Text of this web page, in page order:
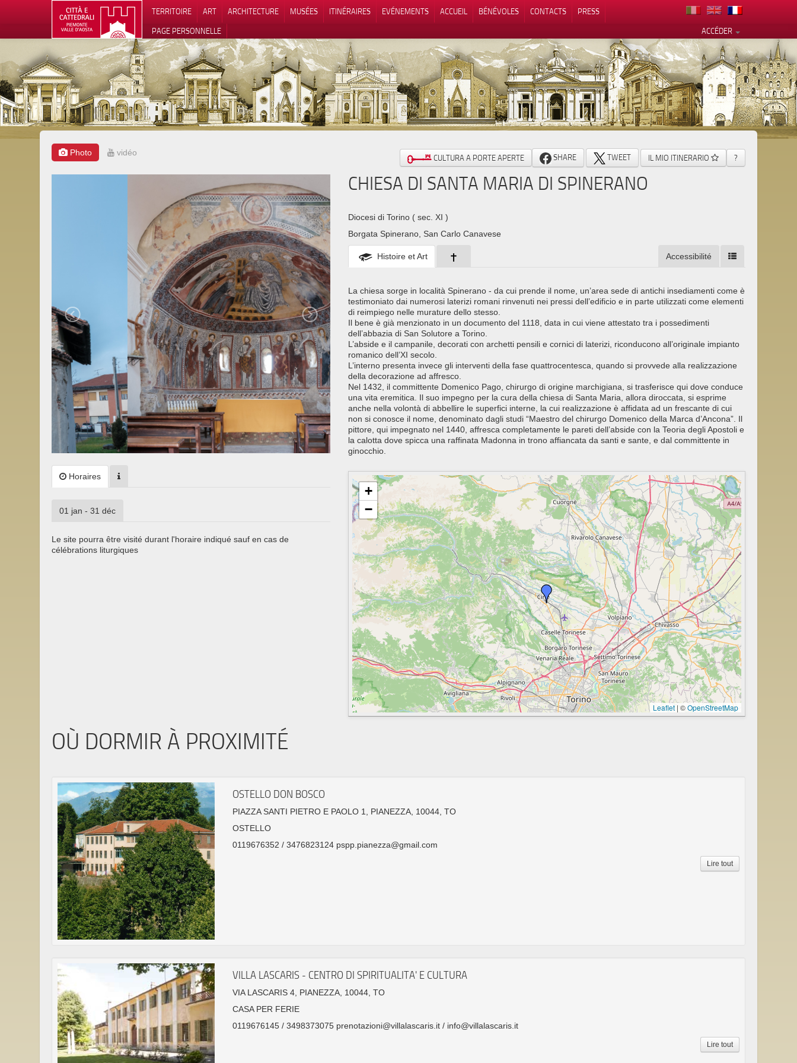
TERRITOIRE ART ARCHITECTURE MUSÉES ITINÉRAIRES EVÉNEMENTS ACCUEIL BÉNÉVOLES CONTACTS
PRESS
ACCÉDER
PAGE PERSONNELLE
Photo vidéo CULTURA A PORTE APERTE SHARE TWEET IL MIO ITINERARIO ?
CHIESA DI SANTA MARIA DI SPINERANO
Diocesi di Torino ( sec. XI )
Borgata Spinerano, San Carlo Canavese
Histoire et Art Accessibilité
La chiesa sorge in località Spinerano - da cui prende il nome, un’area sede di antichi insediamenti come è
testimoniato dai numerosi laterizi romani rinvenuti nei pressi dell’edificio e in parte utilizzati come elementi
di reimpiego nelle murature dello stesso.
Il bene è già menzionato in un documento del 1118, data in cui viene attestato tra i possedimenti
dell’abbazia di San Solutore a Torino.
L’abside e il campanile, decorati con archetti pensili e cornici di laterizi, riconducono all’originale impianto
romanico dell’XI secolo.
L’interno presenta invece gli interventi della fase quattrocentesca, quando si provvede alla realizzazione
della decorazione ad affresco.
Nel 1432, il committente Domenico Pago, chirurgo di origine marchigiana, si trasferisce qui dove conduce
una vita eremitica. Il suo impegno per la cura della chiesa di Santa Maria, allora diroccata, si esprime
anche nella volontà di abbellire le superfici interne, la cui realizzazione è affidata ad un frescante di cui
non si conosce il nome, denominato dagli studi “Maestro del chirurgo Domenico della Marca d’Ancona”. Il
pittore, qui impegnato nel 1440, affresca completamente le pareti dell’abside con la Teoria degli Apostoli e
la calotta dove spicca una raffinata Madonna in trono affiancata da santi e sante, e dal committente in
ginocchio.
Horaires
01 jan - 31 déc
Le site pourra être visité durant l'horaire indiqué sauf en cas de
célébrations liturgiques
+
−
Leaflet | ©OpenStreetMap
OÙ DORMIR À PROXIMITÉ
OSTELLO DON BOSCO
PIAZZA SANTI PIETRO E PAOLO 1, PIANEZZA, 10044, TO
OSTELLO
0119676352 / 3476823124 pspp.pianezza@gmail.com
Lire tout
VILLA LASCARIS - CENTRO DI SPIRITUALITA' E CULTURA
VIA LASCARIS 4, PIANEZZA, 10044, TO
CASA PER FERIE
0119676145 / 3498373075 prenotazioni@villalascaris.it / info@villalascaris.it
Lire tout
Vos choix en matière de confidentialité